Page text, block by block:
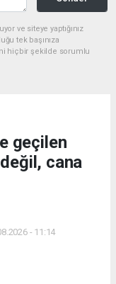
ve siteye yaptığınız
tek başınıza
hiçbir şekilde sorumlu
geçilen
cana
- 11:14